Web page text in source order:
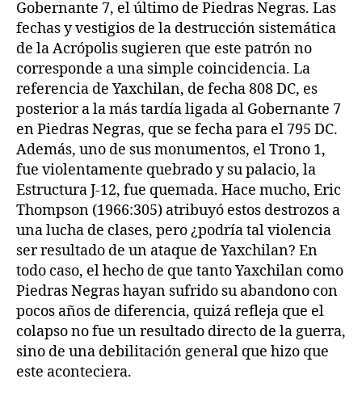
Gobernante 7, el último de Piedras Negras. Las
fechas y vestigios de la destrucción sistemática
de la Acrópolis sugieren que este patrón no
corresponde a una simple coincidencia. La
referencia de Yaxchilan, de fecha 808 DC, es
posterior a la más tardía ligada al Gobernante 7
en Piedras Negras, que se fecha para el 795 DC.
Además, uno de sus monumentos, el Trono 1,
fue violentamente quebrado y su palacio, la
Estructura J-12, fue quemada. Hace mucho, Eric
Thompson (1966:305) atribuyó estos destrozos a
una lucha de clases, pero ¿podría tal violencia
ser resultado de un ataque de Yaxchilan? En
todo caso, el hecho de que tanto Yaxchilan como
Piedras Negras hayan sufrido su abandono con
pocos años de diferencia, quizá refleja que el
colapso no fue un resultado directo de la guerra,
sino de una debilitación general que hizo que
este aconteciera.